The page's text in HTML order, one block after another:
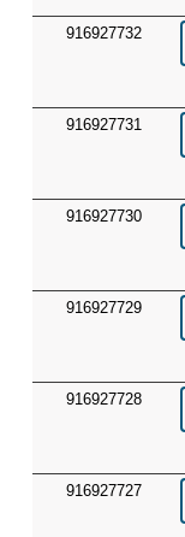
916927732
916927731
916927730
916927729
916927728
916927727